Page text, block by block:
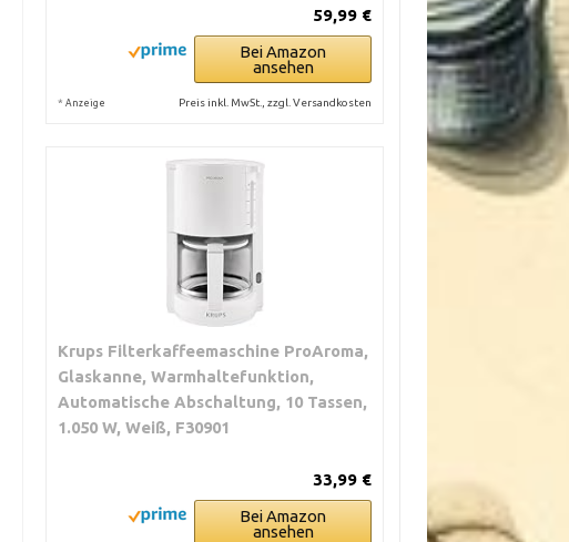
59,99 €
Bei Amazon
ansehen
* Anzeige Preis inkl. MwSt., zzgl. Versandkosten
Krups Filterkaffeemaschine ProAroma,
Glaskanne, Warmhaltefunktion,
Automatische Abschaltung, 10 Tassen,
1.050 W, Weiß, F30901
33,99 €
Bei Amazon
ansehen